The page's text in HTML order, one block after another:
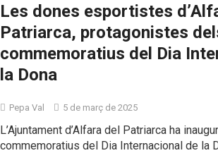
Les dones esportistes
Patriarca, protagonistes
commemoratius del Dia
la Dona
Pepa Val 5 de març de 2025
L’Ajuntament d’Alfara del Patriarca ha
commemoratius del Dia Internacional de la